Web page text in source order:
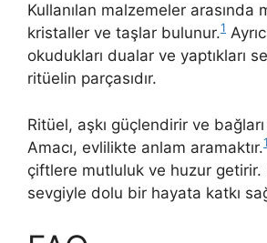
Kullanılan malzemeler arasında
kristaller ve taşlar bulunur.1
okudukları dualar ve yaptıkları
ritüelin parçasıdır.
Ritüel, aşkı güçlendirir ve
Amacı, evlilikte anlam aramaktır.1
çiftlere mutluluk ve huzur getirir.
sevgiyle dolu bir hayata katkı